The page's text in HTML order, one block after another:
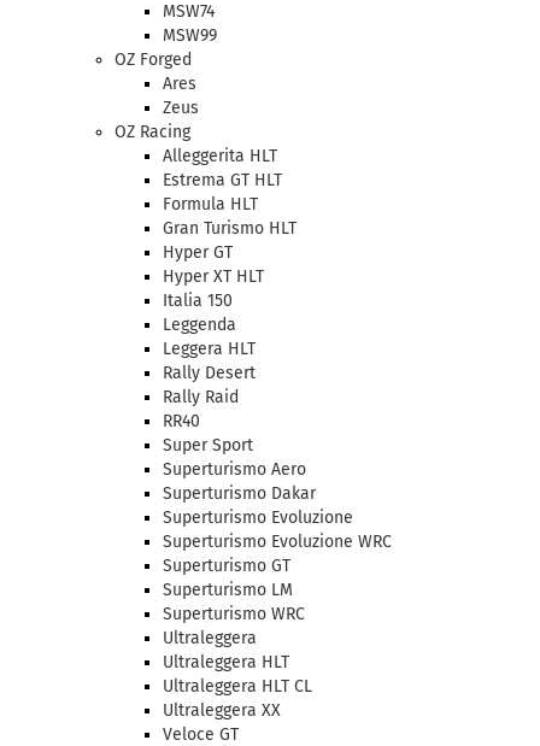
MSW74
MSW99
OZ Forged
Ares
Zeus
OZ Racing
Alleggerita HLT
Estrema GT HLT
Formula HLT
Gran Turismo HLT
Hyper GT
Hyper XT HLT
Italia 150
Leggenda
Leggera HLT
Rally Desert
Rally Raid
RR40
Super Sport
Superturismo Aero
Superturismo Dakar
Superturismo Evoluzione
Superturismo Evoluzione WRC
Superturismo GT
Superturismo LM
Superturismo WRC
Ultraleggera
Ultraleggera HLT
Ultraleggera HLT CL
Ultraleggera XX
Veloce GT